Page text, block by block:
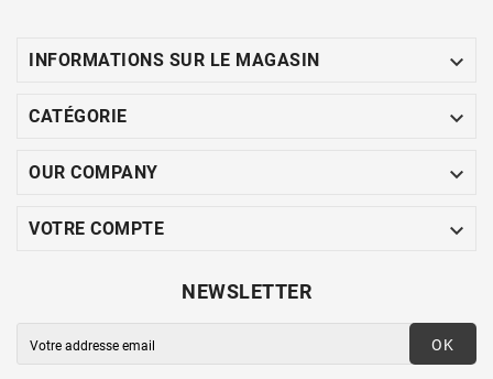
INFORMATIONS SUR LE MAGASIN 
CATÉGORIE 
OUR COMPANY 
VOTRE COMPTE 
NEWSLETTER
OK